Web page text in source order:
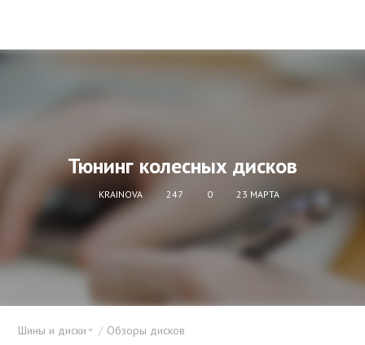
Тюнинг колесных дисков
KRAINOVA 247 0 23 МАРТА
Шины и диски Обзоры дисков